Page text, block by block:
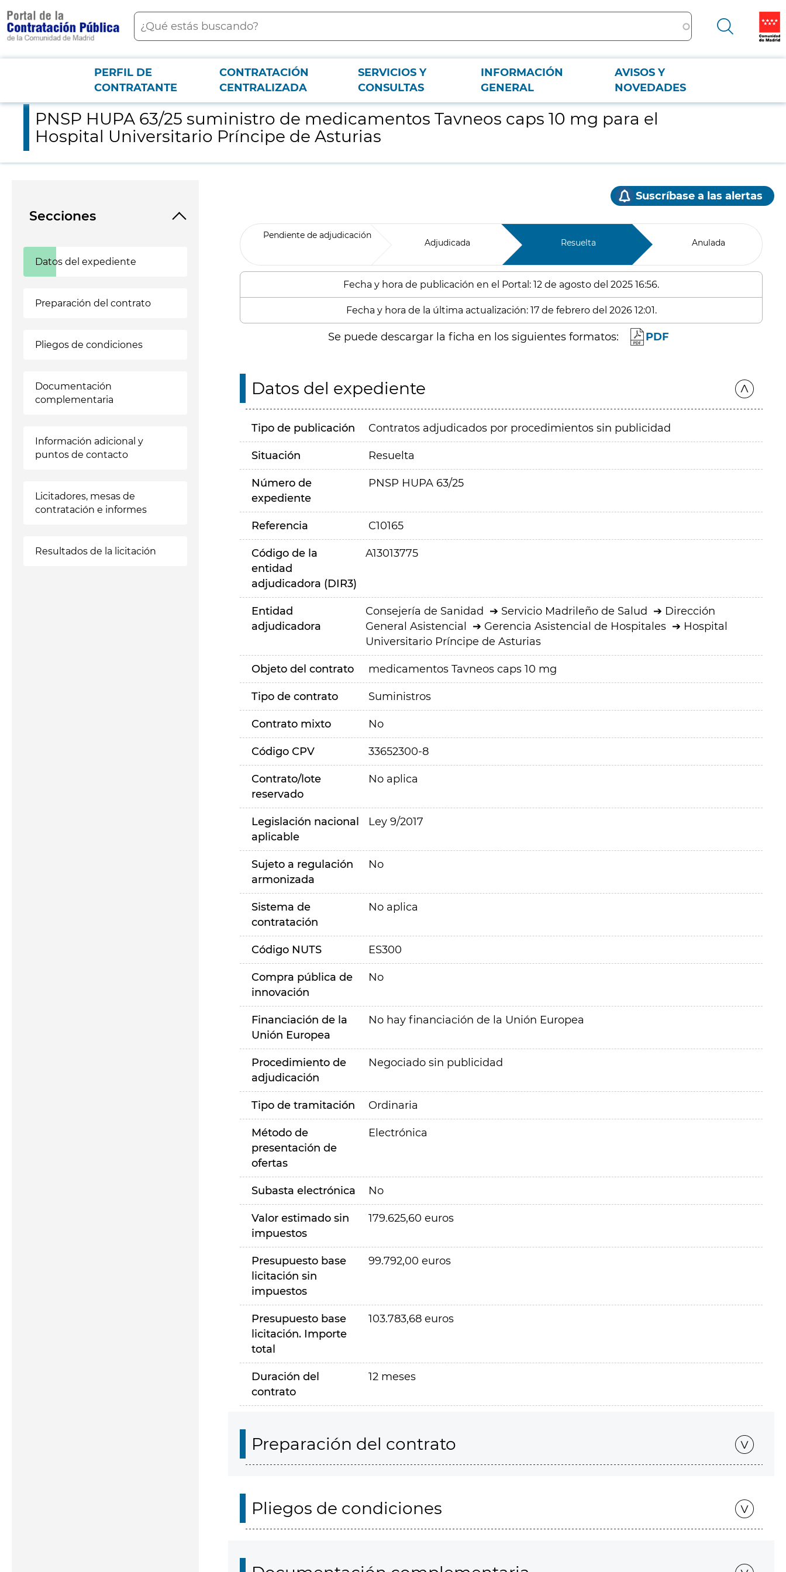
contenido
principal
Buscar
Menú PCON
PERFIL DE
CONTRATANTE
CONTRATACIÓN
CENTRALIZADA
SERVICIOS Y
CONSULTAS
INFORMACIÓN
GENERAL
AVISOS Y
NOVEDADES
PNSP HUPA 63/25 suministro de medicamentos Tavneos caps 10 mg para el Hospital Universitario Príncipe de Asturias
PNSP HUPA 63/25 suministro de medicamentos Tavneos caps 10 mg para el
Hospital Universitario Príncipe de Asturias
Secciones
Datos del expediente
Preparación del contrato
Pliegos de condiciones
Documentación
complementaria
Información adicional y
puntos de contacto
Licitadores, mesas de
contratación e informes
Resultados de la licitación
Suscríbase a las alertas
Pendiente de adjudicación
Adjudicada Resuelta Anulada
Fecha y hora de publicación en el Portal: 12 de agosto del 2025 16:56.
Fecha y hora de la última actualización: 17 de febrero del 2026 12:01.
Se puede descargar la ficha en los siguientes formatos: PDF
Datos del expediente
Tipo de publicación Contratos adjudicados por procedimientos sin publicidad
Situación Resuelta
Número de
expediente
PNSP HUPA 63/25
Referencia C10165
Código de la
entidad
adjudicadora (DIR3)
A13013775
Entidad
adjudicadora
Consejería de Sanidad Servicio Madrileño de Salud
Dirección
General Asistencial
Gerencia Asistencial de Hospitales
Hospital
Universitario Príncipe de Asturias
Objeto del contrato medicamentos Tavneos caps 10 mg
Tipo de contrato Suministros
Contrato mixto No
Código CPV 33652300-8
Contrato/lote
reservado
No aplica
Legislación nacional
aplicable
Ley 9/2017
Sujeto a regulación
armonizada
No
Sistema de
contratación
No aplica
Código NUTS ES300
Compra pública de
innovación
No
Financiación de la
Unión Europea
No hay financiación de la Unión Europea
Procedimiento de
adjudicación
Negociado sin publicidad
Tipo de tramitación Ordinaria
Método de
presentación de
ofertas
Electrónica
Subasta electrónica No
Valor estimado sin
impuestos
179.625,60 euros
Presupuesto base
licitación sin
impuestos
99.792,00 euros
Presupuesto base
licitación. Importe
total
103.783,68 euros
Duración del
contrato
12 meses
Preparación del contrato
Pliegos de condiciones